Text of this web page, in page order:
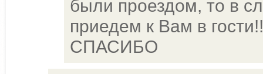
были проездом, то в
приедем к Вам в
СПАСИБО